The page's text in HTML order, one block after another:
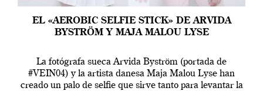
EL «AEROBIC SELFIE STICK» DE ARVIDA
BYSTRÖM Y MAJA MALOU LYSE
La fotógrafa sueca Arvida Byström (portada de
#VEIN04) y la artista danesa Maja Malou Lyse han
creado un palo de selfie que sirve tanto para levantar la